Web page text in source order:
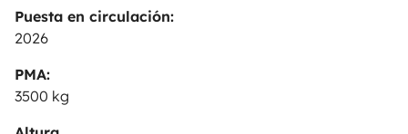
Puesta en circulación:
2026
PMA:
3500 kg